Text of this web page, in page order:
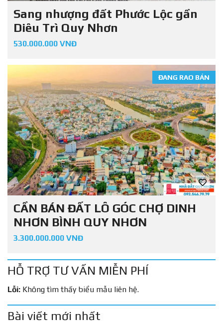
Sang nhượng đất Phước Lộc gần
Diêu Trì Quy Nhơn
530.000.000 VNĐ
ĐANG RAO BÁN
CẦN BÁN ĐẤT LÔ GÓC CHỢ DINH
NHƠN BÌNH QUY NHƠN
3.300.000.000 VNĐ
HỖ TRỢ TƯ VẤN MIỄN PHÍ
Lỗi: Không tìm thấy biểu mẫu liên hệ.
Bài viết mới nhất